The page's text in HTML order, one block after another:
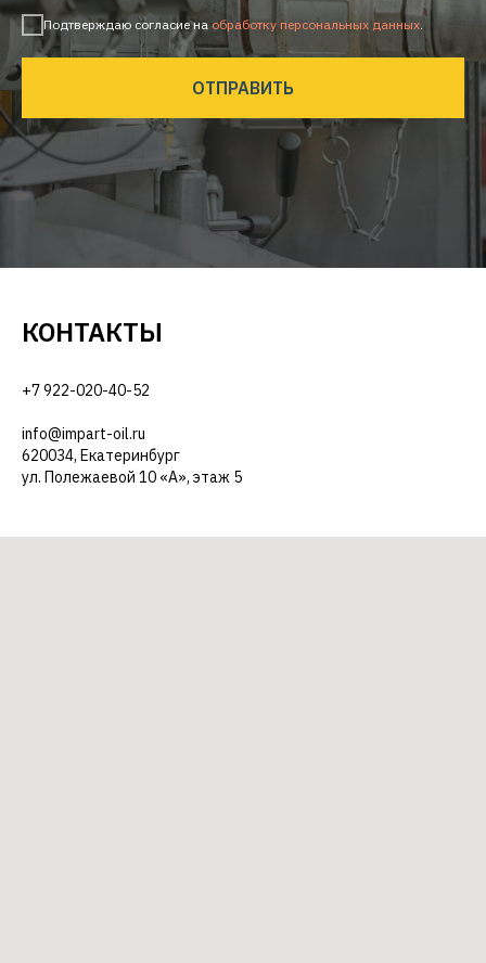
Подтверждаю согласие на обработку персональных данных.
ОТПРАВИТЬ
КОНТАКТЫ
+7 922-020-40-52
info@impart-oil.ru
620034, Екатеринбург
ул. Полежаевой 10 «А», этаж 5